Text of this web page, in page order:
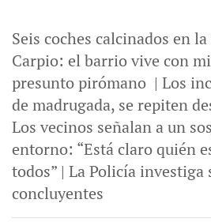
Seis coches calcinados en
Carpio: el barrio vive con
presunto pirómano | Los
de madrugada, se repiten
Los vecinos señalan a un
entorno: “Está claro quién
todos” | La Policía investiga
concluyentes